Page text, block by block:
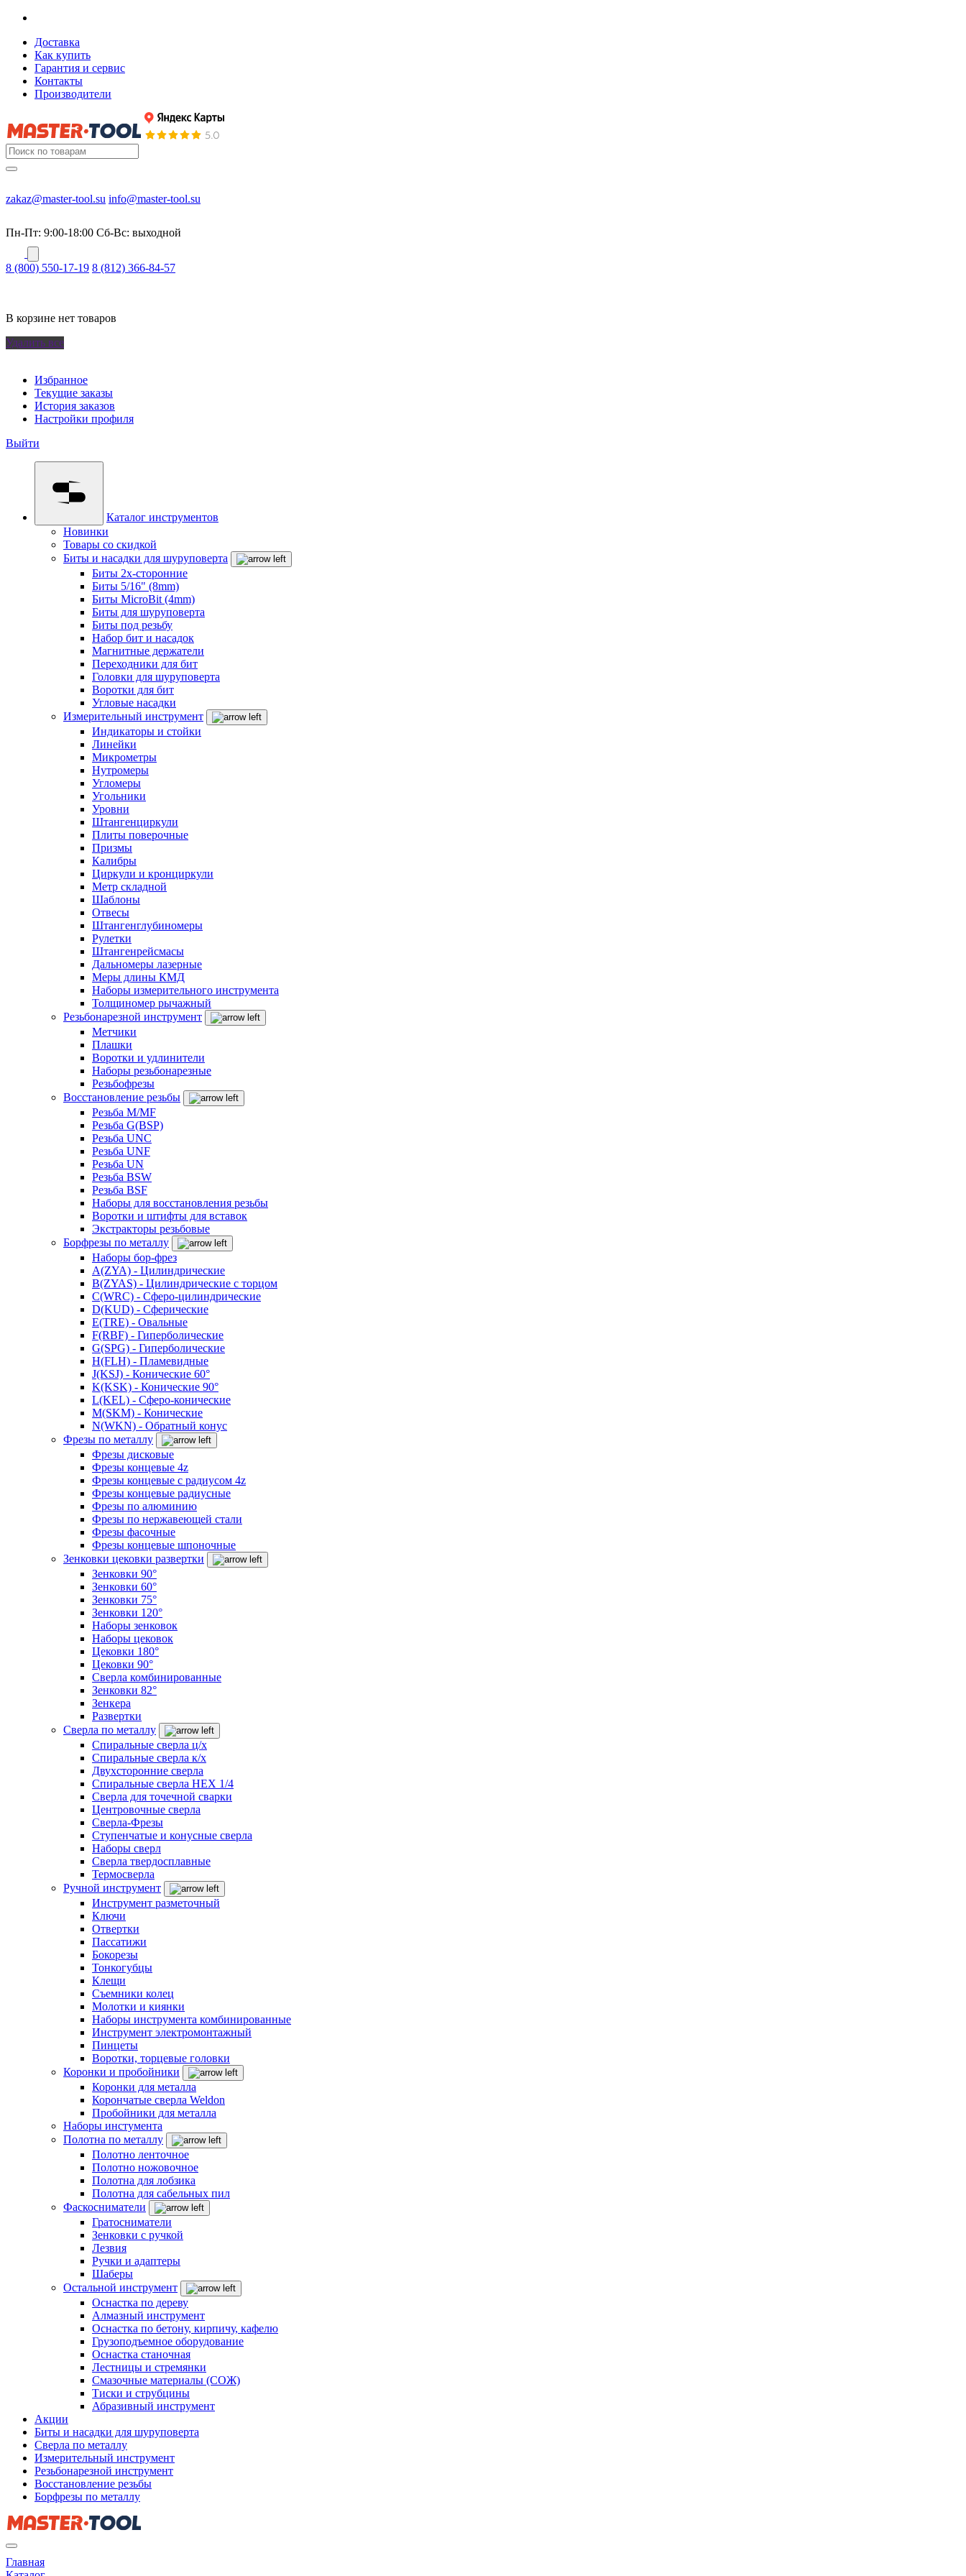
Доставка
Как купить
Гарантия и сервис
Контакты
Производители
zakaz@master-tool.su info@master-tool.su
Пн-Пт: 9:00-18:00 Cб-Вс: выходной
8 (800) 550-17-19 8 (812) 366-84-57
В корзине нет товаров
Удалить все
Избранное
Текущие заказы
История заказов
Настройки профиля
Выйти
Каталог инструментов
Новинки
Товары со скидкой
Биты и насадки для шуруповерта
Биты 2х-сторонние
Биты 5/16" (8mm)
Биты MicroBit (4mm)
Биты для шуруповерта
Биты под резьбу
Набор бит и насадок
Магнитные держатели
Переходники для бит
Головки для шуруповерта
Воротки для бит
Угловые насадки
Измерительный инструмент
Индикаторы и стойки
Линейки
Микрометры
Нутромеры
Угломеры
Угольники
Уровни
Штангенциркули
Плиты поверочные
Призмы
Калибры
Циркули и кронциркули
Метр складной
Шаблоны
Отвесы
Штангенглубиномеры
Рулетки
Штангенрейсмасы
Дальномеры лазерные
Меры длины КМД
Наборы измерительного инструмента
Толщиномер рычажный
Резьбонарезной инструмент
Метчики
Плашки
Воротки и удлинители
Наборы резьбонарезные
Резьбофрезы
Восстановление резьбы
Резьба M/MF
Резьба G(BSP)
Резьба UNC
Резьба UNF
Резьба UN
Резьба BSW
Резьба BSF
Наборы для восстановления резьбы
Воротки и штифты для вставок
Экстракторы резьбовые
Борфрезы по металлу
Наборы бор-фрез
A(ZYA) - Цилиндрические
B(ZYAS) - Цилиндрические с торцом
C(WRC) - Сферо-цилиндрические
D(KUD) - Сферические
E(TRE) - Овальные
F(RBF) - Гиперболические
G(SPG) - Гиперболические
H(FLH) - Пламевидные
J(KSJ) - Конические 60°
K(KSK) - Конические 90°
L(KEL) - Сферо-конические
M(SKM) - Конические
N(WKN) - Обратный конус
Фрезы по металлу
Фрезы дисковые
Фрезы концевые 4z
Фрезы концевые с радиусом 4z
Фрезы концевые радиусные
Фрезы по алюминию
Фрезы по нержавеющей стали
Фрезы фасочные
Фрезы концевые шпоночные
Зенковки цековки развертки
Зенковки 90°
Зенковки 60°
Зенковки 75°
Зенковки 120°
Наборы зенковок
Наборы цековок
Цековки 180°
Цековки 90°
Сверла комбинированные
Зенковки 82°
Зенкера
Развертки
Сверла по металлу
Спиральные сверла ц/х
Спиральные сверла к/х
Двухсторонние сверла
Спиральные сверла HEX 1/4
Сверла для точечной сварки
Центровочные сверла
Сверла-Фрезы
Ступенчатые и конусные сверла
Наборы сверл
Сверла твердосплавные
Термосверла
Ручной инструмент
Инструмент разметочный
Ключи
Отвертки
Пассатижи
Бокорезы
Тонкогубцы
Клещи
Съемники колец
Молотки и киянки
Наборы инструмента комбинированные
Инструмент электромонтажный
Пинцеты
Воротки, торцевые головки
Коронки и пробойники
Коронки для металла
Корончатые сверла Weldon
Пробойники для металла
Наборы инстумента
Полотна по металлу
Полотно ленточное
Полотно ножовочное
Полотна для лобзика
Полотна для сабельных пил
Фаскосниматели
Гратосниматели
Зенковки с ручкой
Лезвия
Ручки и адаптеры
Шаберы
Остальной инструмент
Оснастка по дереву
Алмазный инструмент
Оснастка по бетону, кирпичу, кафелю
Грузоподъемное оборудование
Оснастка станочная
Лестницы и стремянки
Смазочные материалы (СОЖ)
Тиски и струбцины
Абразивный инструмент
Акции
Биты и насадки для шуруповерта
Сверла по металлу
Измерительный инструмент
Резьбонарезной инструмент
Восстановление резьбы
Борфрезы по металлу
Главная